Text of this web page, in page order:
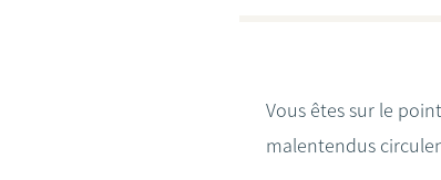
Vous êtes sur le
malentendus